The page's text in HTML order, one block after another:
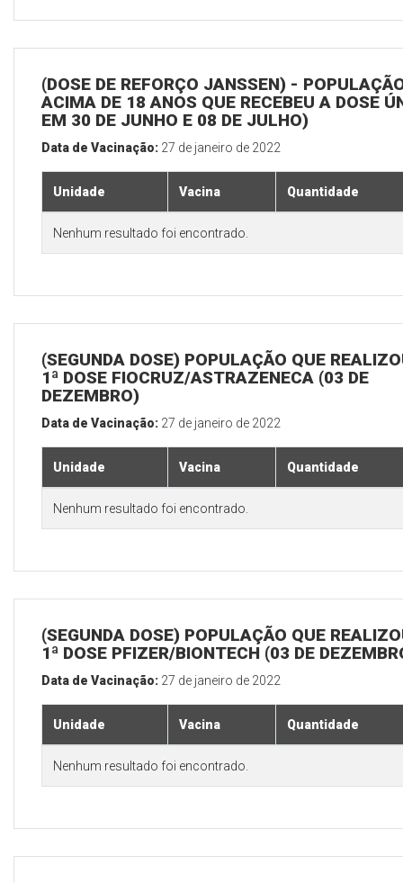
(DOSE DE REFORÇO JANSSEN) -
ACIMA DE 18 ANOS QUE RECEBEU A DOSE
EM 30 DE JUNHO E 08 DE JULHO)
Data de Vacinação: 27 de janeiro de 2022
Unidade Vacina Quantidade
Nenhum resultado foi encontrado.
(SEGUNDA DOSE) POPULAÇÃO QUE
1ª DOSE FIOCRUZ/ASTRAZENECA (03 DE
DEZEMBRO)
Data de Vacinação: 27 de janeiro de 2022
Unidade Vacina Quantidade
Nenhum resultado foi encontrado.
(SEGUNDA DOSE) POPULAÇÃO QUE
1ª DOSE PFIZER/BIONTECH (03 DE
Data de Vacinação: 27 de janeiro de 2022
Unidade Vacina Quantidade
Nenhum resultado foi encontrado.